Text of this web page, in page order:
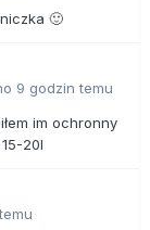
🙂
9 godzin temu
im ochronny
20l